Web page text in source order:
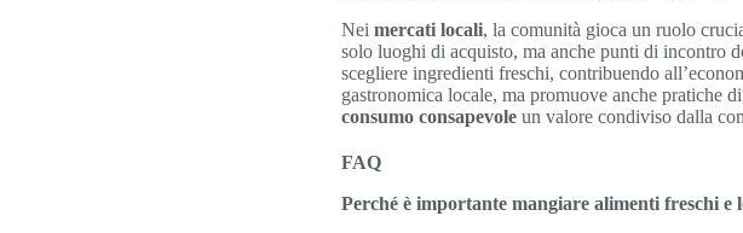
Nei mercati locali, la comunità gioca un ruolo
solo luoghi di acquisto, ma anche punti di incontro
scegliere ingredienti freschi, contribuendo
gastronomica locale, ma promuove anche pratiche
consumo consapevole un valore condiviso dalla
FAQ
Perché è importante mangiare alimenti freschi e